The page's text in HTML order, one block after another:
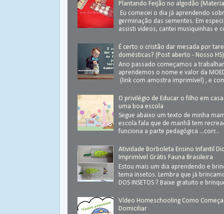
Plantando Feijão no algodão
Eu comecei o dia já aprendendo
germinação das sementes. Em
assisti vídeos, cantei musiquinhas e
É certo o cristão dar mesada por
domésticas? (Post aberto - Nosso HS)
Ano passado começamos a
aprendemos o nome e valor da
(link com amostra imprimível) , e
O privilégio de Educar o filho em
uma boa escola
Segue abaixo um texto de minha
escola fala que de manhã tem
funciona a parte pedagógica ...corr...
Atividade Borboleta Ensino Infantil
Imprimível Grátis Fauna Brasileira
Estou mais um dia aprendendo e
tema insetos. Lembra que já
DOS INSETOS ? Baixe gratuito e
Vídeo Homeschooling Como
Domiciliar